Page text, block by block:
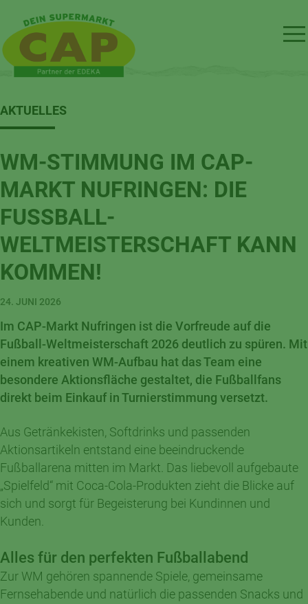
AKTUELLES
WM-STIMMUNG IM CAP-
MARKT NUFRINGEN: DIE
FUSSBALL-W
ELTMEISTERSCHAFT KANN K
OMMEN!
24. JUNI 2026
Im CAP-Markt Nufringen ist die Vorfreude auf die
Fußball-Weltmeisterschaft 2026 deutlich zu spüren. Mit
einem kreativen WM-Aufbau hat das Team eine
besondere Aktionsfläche gestaltet, die Fußballfans
direkt beim Einkauf in Turnierstimmung versetzt.
Aus Getränkekisten, Softdrinks und passenden
Aktionsartikeln entstand eine beeindruckende
Fußballarena mitten im Markt. Das liebevoll aufgebaute
„Spielfeld“ mit Coca-Cola-Produkten zieht die Blicke auf
sich und sorgt für Begeisterung bei Kundinnen und
Kunden.
Alles für den perfekten Fußballabend
Zur WM gehören spannende Spiele, gemeinsame
Fernsehabende und natürlich die passenden Snacks und